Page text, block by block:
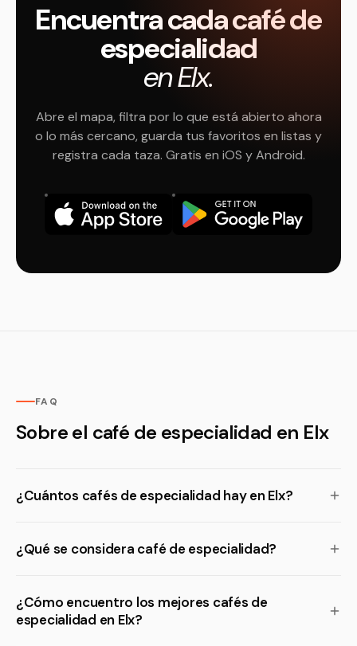
Encuentra cada café de
especialidad
en Elx.
Abre el mapa, filtra por lo que está abierto ahora
o lo más cercano, guarda tus favoritos en listas y
registra cada taza. Gratis en iOS y Android.
FAQ
Sobre el café de especialidad en Elx
¿Cuántos cafés de especialidad hay en Elx?
¿Qué se considera café de especialidad?
¿Cómo encuentro los mejores cafés de
especialidad en Elx?